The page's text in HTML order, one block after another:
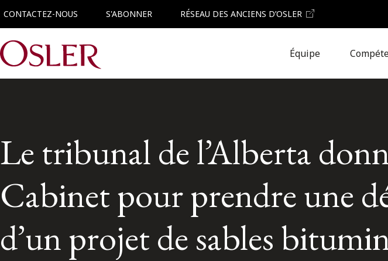
CONTACTEZ-NOUS S'ABONNER RÉSEAU DES ANCIENS D’OSLER
Main Navigation Équipe
Le tribunal de l’Alberta
Cabinet pour prendre une
d’un projet de sables